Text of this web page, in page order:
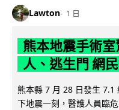
Lawton 1 日
熊本地震手術
人、逃生門 網
熊本縣 7 月 28 日發生 7.1
下地震一刻，醫護人員臨